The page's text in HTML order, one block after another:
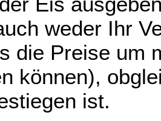
weder Ihr
die Preise um
können),
ist.